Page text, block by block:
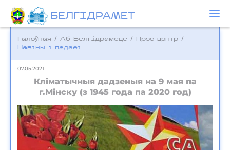
БЕЛГIДРAМЕТ
Галоўная / Аб Белгідрамеце / Прэс-цэнтр /
Навіны і падзеі
07.05.2021
Кліматычныя дадзеныя на 9 мая па
г.Мінску (з 1945 года па 2020 год)